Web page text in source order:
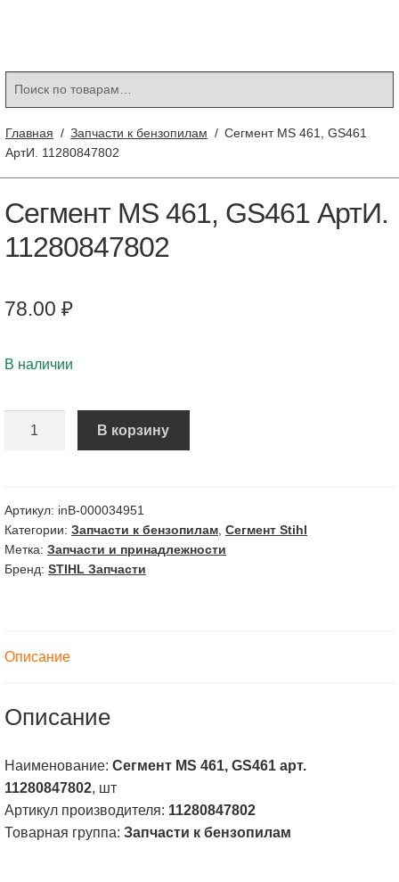
Главная / Запчасти к бензопилам / Сегмент MS 461, GS461
АртИ. 11280847802
Сегмент MS 461, GS461 АртИ.
11280847802
78.00 ₽
В наличии
GS461
АртИ.
11280847802
В корзину
Артикул: inВ-000034951
Категории: Запчасти к бензопилам, Сегмент Stihl
Метка: Запчасти и принадлежности
Бренд: STIHL Запчасти
Описание
Описание
Наименование: Сегмент MS 461, GS461 арт.
11280847802, шт
Артикул производителя: 11280847802
Товарная группа: Запчасти к бензопилам